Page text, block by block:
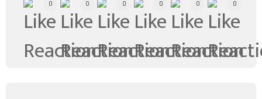
0 0 0 0 0 0